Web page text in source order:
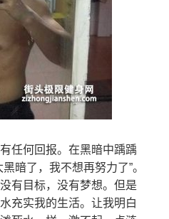
任何回报。在黑暗中踽踽
暗了，我不想再努力了”。
有目标，没有梦想。但是
充实我的生活。让我明白